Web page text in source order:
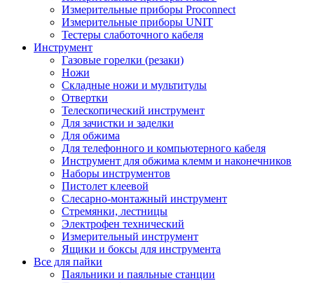
Измерительные приборы Proconnect
Измерительные приборы UNIT
Тестеры слаботочного кабеля
Инструмент
Газовые горелки (резаки)
Ножи
Складные ножи и мультитулы
Отвертки
Телескопический инструмент
Для зачистки и заделки
Для обжима
Для телефонного и компьютерного кабеля
Инструмент для обжима клемм и наконечников
Наборы инструментов
Пистолет клеевой
Слесарно-монтажный инструмент
Стремянки, лестницы
Электрофен технический
Измерительный инструмент
Ящики и боксы для инструмента
Все для пайки
Паяльники и паяльные станции